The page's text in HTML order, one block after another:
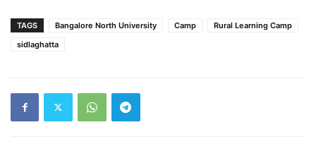
TAGS Bangalore North University Camp
Rural Learning Camp
sidlaghatta